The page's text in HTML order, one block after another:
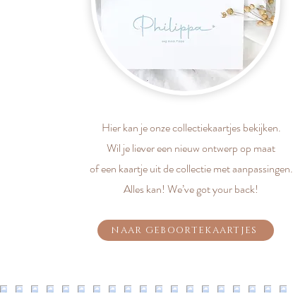
Hier kan je onze collectiekaartjes bekijken.
Wil je liever een nieuw ontwerp op maat
of een kaartje uit de collectie met aanpassingen.
Alles kan! We’ve got your back!
NAAR GEBOORTEKAARTJES